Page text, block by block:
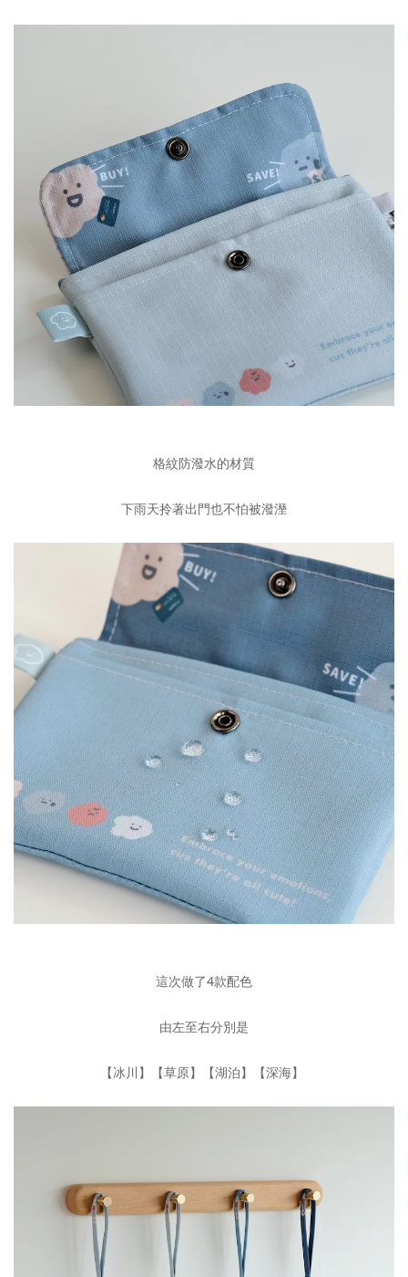
格紋防潑水的材質
下雨天拎著出門也不怕被潑溼
這次做了4款配色
由左至右分別是
【冰川】【草原】【湖泊】【深海】